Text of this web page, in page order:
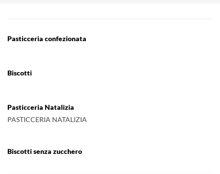
Pasticceria confezionata
Biscotti
Pasticceria Natalizia
PASTICCERIA NATALIZIA
Biscotti senza zucchero